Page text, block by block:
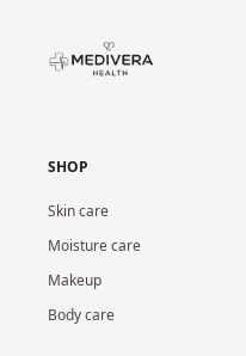
SHOP
Skin care
Moisture care
Makeup
Body care